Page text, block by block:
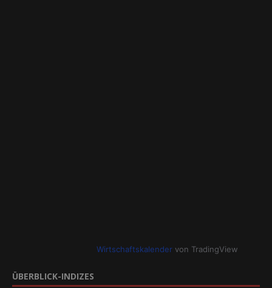
Wirtschaftskalendervon TradingView
ÜBERBLICK-INDIZES